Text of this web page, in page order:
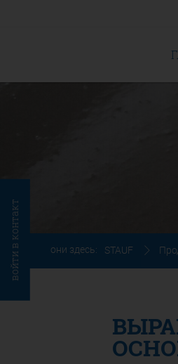
войти в контакт они здесь: STAUF